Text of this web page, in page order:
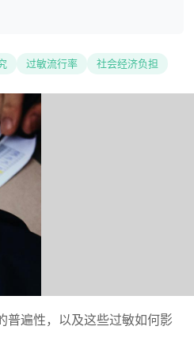
过敏流行率 社会经济负担
遍性，以及这些过敏如何影